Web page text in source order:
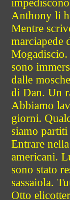
Anthony li
Mentre
marciapede
Mogadiscio.
sono
dalle
di Dan. Un
Abbiamo
giorni.
siamo partiti
Entrare
americani.
sono stato
sassaiola.
Otto